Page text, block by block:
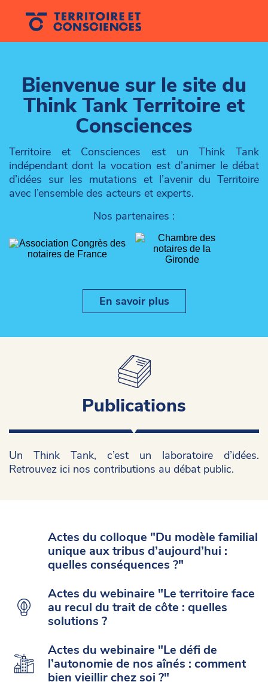
Bienvenue sur le site du
Think Tank Territoire et
Consciences
Territoire et Consciences est un Think Tank
indépendant dont la vocation est d’animer le débat
d’idées sur les mutations et l’avenir du Territoire
avec l’ensemble des acteurs et experts.
Nos partenaires :
En savoir plus
Publications
Un Think Tank, c’est un laboratoire d’idées.
Retrouvez ici nos contributions au débat public.
Actes du colloque "Du modèle familial
unique aux tribus d’aujourd’hui :
quelles conséquences ?"
Actes du webinaire "Le territoire face
au recul du trait de côte : quelles
solutions ?
Actes du webinaire "Le défi de
l’autonomie de nos aînés : comment
bien vieillir chez soi ?"